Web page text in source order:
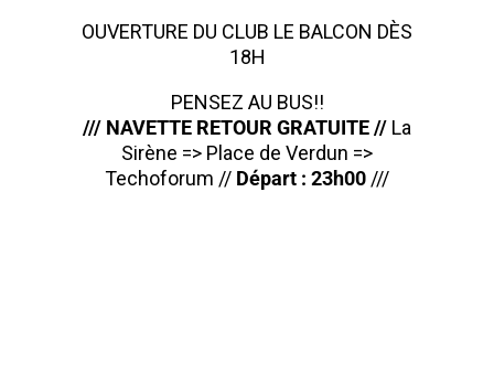
OUVERTURE DU CLUB LE BALCON DÈS
18H
PENSEZ AU BUS!!
/// NAVETTE RETOUR GRATUITE // La
Sirène => Place de Verdun =>
Techoforum // Départ : 23h00///